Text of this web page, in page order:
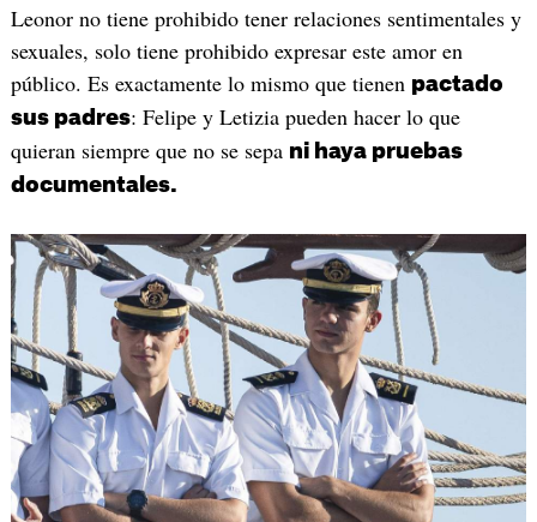
Leonor no tiene prohibido tener relaciones sentimentales y
sexuales, solo tiene prohibido expresar este amor en
público. Es exactamente lo mismo que tienen pactado
sus padres: Felipe y Letizia pueden hacer lo que
quieran siempre que no se sepa ni haya pruebas
documentales.